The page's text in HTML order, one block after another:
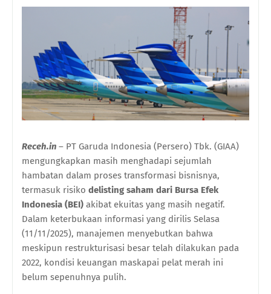
Receh.in – PT Garuda Indonesia (Persero) Tbk. (GIAA)
mengungkapkan masih menghadapi sejumlah
hambatan dalam proses transformasi bisnisnya,
termasuk risiko delisting saham dari Bursa Efek
Indonesia (BEI) akibat ekuitas yang masih negatif.
Dalam keterbukaan informasi yang dirilis Selasa
(11/11/2025), manajemen menyebutkan bahwa
meskipun restrukturisasi besar telah dilakukan pada
2022, kondisi keuangan maskapai pelat merah ini
belum sepenuhnya pulih.